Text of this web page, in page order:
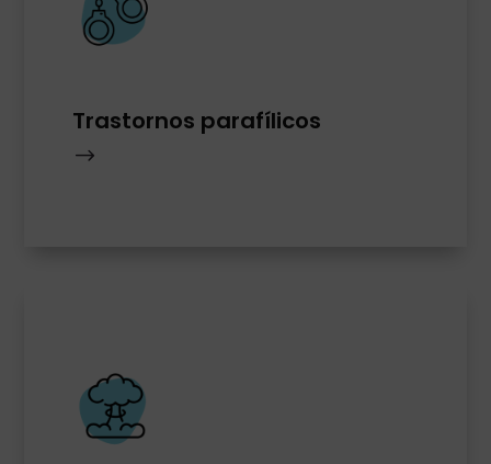
Trastornos parafílicos
$